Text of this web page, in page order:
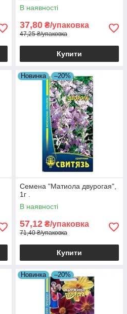
В наявності
37,80 ₴/упаковка
47,25 ₴/упаковка
Купити
Новинка –20%
Семена "Матиола двурогая",
1г .
В наявності
57,12 ₴/упаковка
71,40 ₴/упаковка
Купити
Новинка –20%